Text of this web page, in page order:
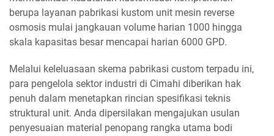
berupa layanan pabrikasi kustom unit mesin reverse
osmosis mulai jangkauan volume harian 1000 hingga
skala kapasitas besar mencapai harian 6000 GPD.
Melalui keleluasaan skema pabrikasi custom terpadu ini,
para pengelola sektor industri di Cimahi diberikan hak
penuh dalam menetapkan rincian spesifikasi teknis
struktural unit. Anda dipersilakan mengajukan usulan
penyesuaian material penopang rangka utama bodi